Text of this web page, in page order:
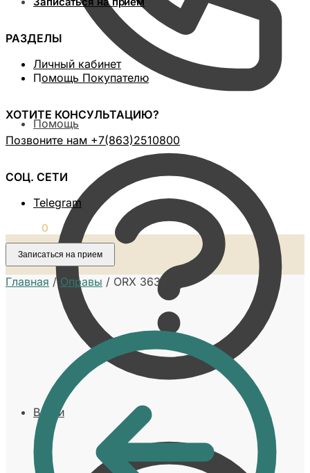
Помощь
Войти
РАЗДЕЛЫ
Личный кабинет
Помощь Покупателю
ХОТИТЕ КОНСУЛЬТАЦИЮ?
Позвоните нам ‪+7(863)2510800
СОЦ. СЕТИ
Telegram
0
Записаться на прием
Главная / Оправы / ORX 3637